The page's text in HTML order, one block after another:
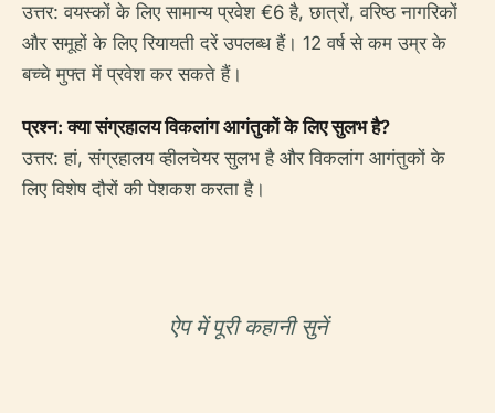
उत्तर: वयस्कों के लिए सामान्य प्रवेश €6 है, छात्रों, वरिष्ठ नागरिकों
और समूहों के लिए रियायती दरें उपलब्ध हैं। 12 वर्ष से कम उम्र के
बच्चे मुफ्त में प्रवेश कर सकते हैं।
प्रश्न: क्या संग्रहालय विकलांग आगंतुकों के लिए सुलभ है?
उत्तर: हां, संग्रहालय व्हीलचेयर सुलभ है और विकलांग आगंतुकों के
लिए विशेष दौरों की पेशकश करता है।
ऐप में पूरी कहानी सुनें